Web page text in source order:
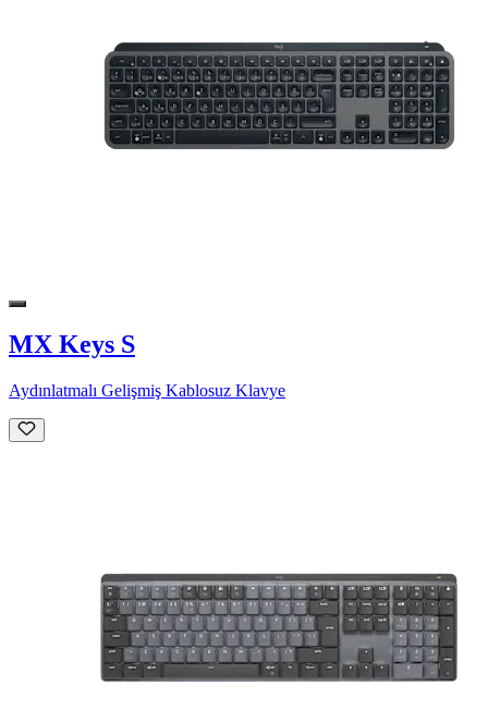
MX Keys S
Aydınlatmalı Gelişmiş Kablosuz Klavye